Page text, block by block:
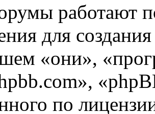
работают
для
«они»,
по